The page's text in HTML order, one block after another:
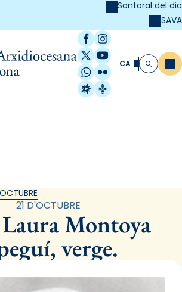
Santoral del dia
SAVA
Facebook
Instagram
X / Twitter
YouTube
WhatsApp
Flickr
Radio Estel
Catalunya
CA Cerca
21 D'OCTUBRE
Laura Montoya
verge.